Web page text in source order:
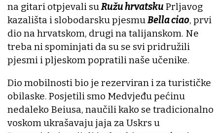
na gitari otpjevali suRužu hrvatsku Prljavog
kazališta i slobodarsku pjesmuBella ciao, prvi
dio na hrvatskom, drugi na talijanskom. Ne
treba ni spominjati da su se svi pridružili
pjesmi i pljeskom popratili naše učenike.
Dio mobilnosti bio je rezerviran i za turističke
obilaske. Posjetili smo Medvjeđu pećinu
nedaleko Beiusa, naučili kako se tradicionalno
voskom ukrašavaju jaja za Uskrs u